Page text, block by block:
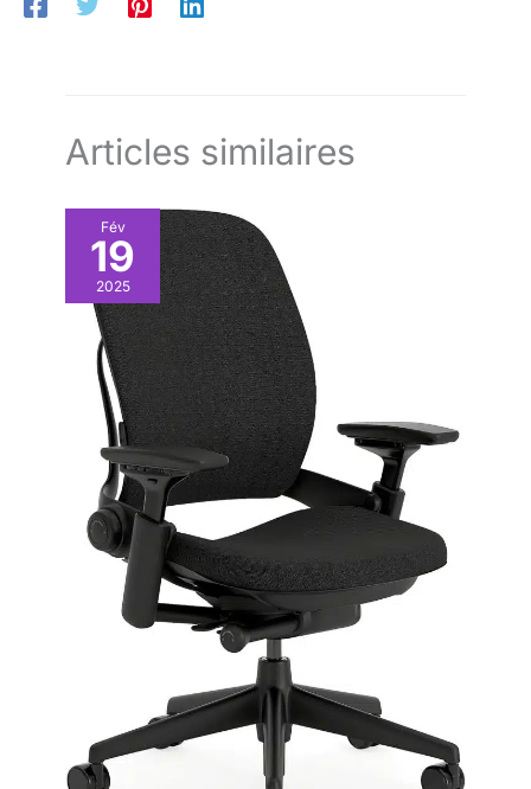
beaucoup d'espace et de garder votre bureau bien rangé.
Articles similaires
Fév
19
2025